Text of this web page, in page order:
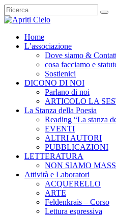
Home
L’associazione
Dove siamo &
cosa facciamo e
Sostienici
DICONO DI NOI
Parlano di noi
ARTICOLO LA
La Stanza della Poesia
Reading “La stanza
EVENTI
ALTRI AUTORI
PUBBLICAZIONI
LETTERATURA
NON SIAMO
Attività e Laboratori
ACQUERELLO
ARTE
Feldenkrais – Corso
Lettura espressiva